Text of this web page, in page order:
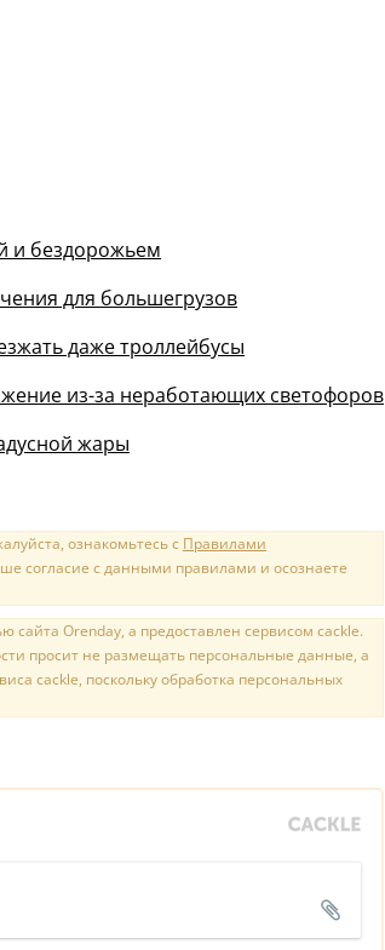
и бездорожьем
для большегрузов
даже троллейбусы
из-за неработающих светофоров
жары
ознакомьтесь с Правилами
согласие с данными правилами и осознаете
Orenday, а предоставлен сервисом cackle.
просит не размещать персональные данные, а
cackle, поскольку обработка персональных